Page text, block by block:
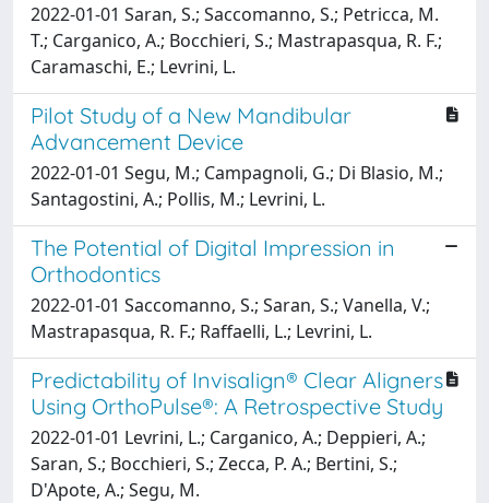
2022-01-01 Saran, S.; Saccomanno, S.; Petricca, M.
T.; Carganico, A.; Bocchieri, S.; Mastrapasqua, R. F.;
Caramaschi, E.; Levrini, L.
Pilot Study of a New Mandibular
Advancement Device
2022-01-01 Segu, M.; Campagnoli, G.; Di Blasio, M.;
Santagostini, A.; Pollis, M.; Levrini, L.
The Potential of Digital Impression in
Orthodontics
2022-01-01 Saccomanno, S.; Saran, S.; Vanella, V.;
Mastrapasqua, R. F.; Raffaelli, L.; Levrini, L.
Predictability of Invisalign® Clear Aligners
Using OrthoPulse®: A Retrospective Study
2022-01-01 Levrini, L.; Carganico, A.; Deppieri, A.;
Saran, S.; Bocchieri, S.; Zecca, P. A.; Bertini, S.;
D'Apote, A.; Segu, M.